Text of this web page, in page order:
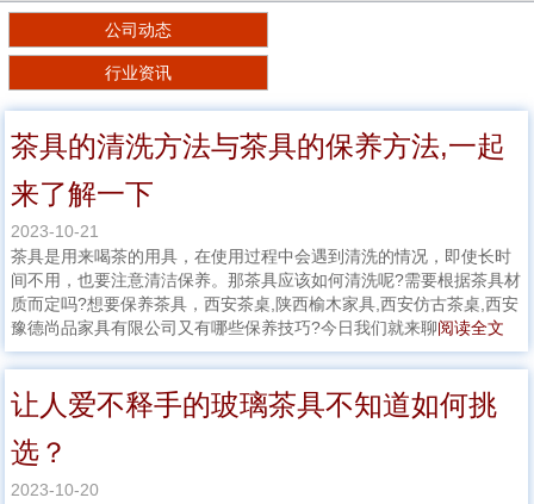
公司动态
行业资讯
茶具的清洗方法与茶具的保养方法,一起
来了解一下
2023-10-21
茶具是用来喝茶的用具，在使用过程中会遇到清洗的情况，即使长时
间不用，也要注意清洁保养。那茶具应该如何清洗呢?需要根据茶具材
质而定吗?想要保养茶具，西安茶桌,陕西榆木家具,西安仿古茶桌,西安
豫德尚品家具有限公司又有哪些保养技巧?今日我们就来聊阅读全文
让人爱不释手的玻璃茶具不知道如何挑
选？
2023-10-20